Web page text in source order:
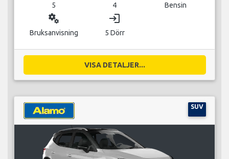
5 4 Bensin
miscellaneous_services
Bruksanvisning
login
5 Dörr
VISA DETALJER...
SUV